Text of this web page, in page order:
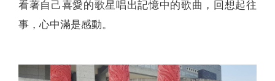
看著自己喜愛的歌星唱出記憶中的歌曲，回想起往
事，心中滿是感動。